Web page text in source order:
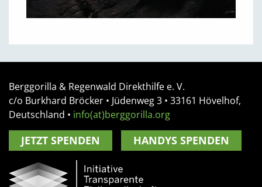
Berggorilla & Regenwald Direkthilfe e. V.
c/o Burkhard Bröcker • Jüdenweg 3 • 33161 Hövelhof,
Deutschland • info(at)berggorilla.org
JETZT SPENDEN HANDYS SPENDEN